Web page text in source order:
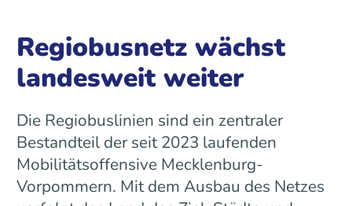
Regiobusnetz wächst
landesweit weiter
Die Regiobuslinien sind ein zentraler
Bestandteil der seit 2023 laufenden
Mobilitätsoffensive Mecklenburg-
Vorpommern. Mit dem Ausbau des Netzes